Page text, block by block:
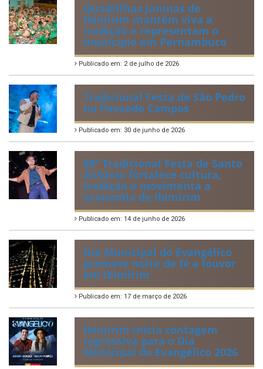
Quadrilhas Juninas de
Ibimirim mantêm viva a
tradição e representam o
munícipio em Pernambuco
Publicado em: 2 de julho de 2026
Tradicional Festa de São Pedro
no Povoado Campos
Publicado em: 30 de junho de 2026
88ª Tradicional Festa de Santo
Antônio fortalece cultura,
tradição e movimenta a
economia de Ibimirim
Publicado em: 14 de junho de 2026
Dia Municipal do Evangélico
promete noite de fé e louvor
em Ibimirim
Publicado em: 17 de março de 2026
Ibimirim inicia contagem
regressiva para o Dia
Municipal do Evangélico 2026